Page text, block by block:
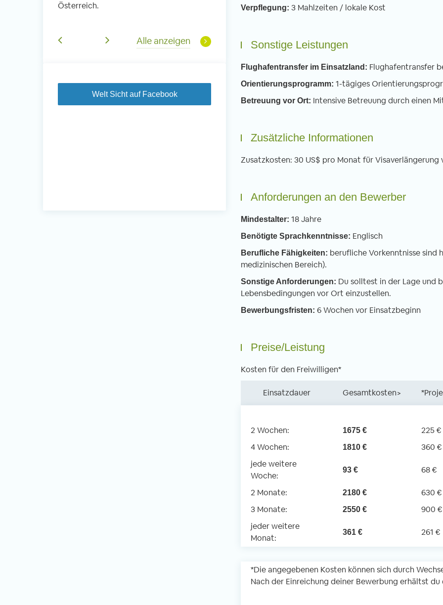
Österreich.
unterrichteten vor allem die 3 bis 6
jeweils einem Freiwilligen.
gewöhnen, dass
Alle anzeigen
Welt Sicht auf Facebook
Verpflegung: 3 Mahlzeiten / lokale Kost
Sonstige Leistungen
Flughafentransfer im Einsatzland: Flughafentransfer
Orientierungsprogramm: 1-tägiges
Betreuung vor Ort: Intensive Betreuung durch einen
Zusätzliche Informationen
Zusatzkosten: 30 US$ pro Monat für Visaverlängerung
Anforderungen an den Bewerber
Mindestalter: 18 Jahre
Benötigte Sprachkenntnisse: Englisch
Berufliche Fähigkeiten: berufliche Vorkenntnisse sind
medizinischen Bereich).
Sonstige Anforderungen: Du solltest in der Lage und
Lebensbedingungen vor Ort einzustellen.
Bewerbungsfristen: 6 Wochen vor Einsatzbeginn
Preise/Leistung
Kosten für den Freiwilligen*
Einsatzdauer Gesamtkosten>
2 Wochen: 1675 € 225 €
4 Wochen:
1810 € 360 €
jede weitere
Woche:
93 € 68 €
2 Monate: 2180 € 630 €
3 Monate:
2550 € 900 €
jeder weitere
Monat:
361 € 261 €
*Die angegebenen Kosten können sich durch
Nach der Einreichung deiner Bewerbung erhältst